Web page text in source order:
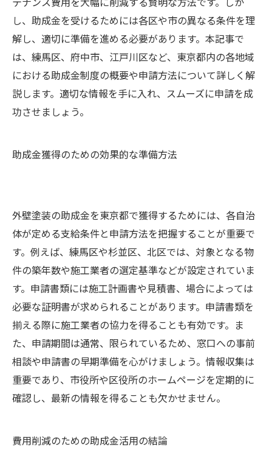
し、助成金を受けるためには各区や市の異なる条件を理
解し、適切に準備を進める必要があります。本記事で
は、練馬区、府中市、江戸川区など、東京都内の各地域
における助成金制度の概要や申請方法について詳しく解
説します。適切な情報を手に入れ、スムーズに申請を成
功させましょう。
助成金獲得のための効果的な準備方法
外壁塗装の助成金を東京都で獲得するためには、各自治
体が定める支給条件と申請方法を把握することが重要で
す。例えば、練馬区や杉並区、北区では、対象となる物
件の築年数や施工業者の選定基準などが設定されていま
す。申請書類には施工計画書や見積書、場合によっては
必要な証明書が求められることがあります。申請書類を
揃える際に施工業者の協力を得ることも有効です。ま
た、申請期間は通常、限られているため、窓口への事前
相談や申請書の早期準備を心がけましょう。情報収集は
重要であり、市役所や区役所のホームページを定期的に
確認し、最新の情報を得ることも欠かせません。
費用削減のための助成金活用の結論